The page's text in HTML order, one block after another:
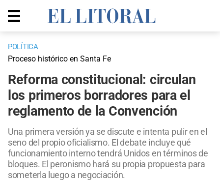
POLÍTICA
Proceso histórico en Santa Fe
Reforma constitucional: circulan
los primeros borradores para el
reglamento de la Convención
Una primera versión ya se discute e intenta pulir en el
seno del propio oficialismo. El debate incluye qué
funcionamiento interno tendrá Unidos en términos de
bloques. El peronismo hará su propia propuesta para
someterla luego a negociación.